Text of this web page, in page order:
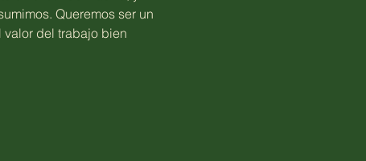
Queremos ser un
valor del trabajo bien